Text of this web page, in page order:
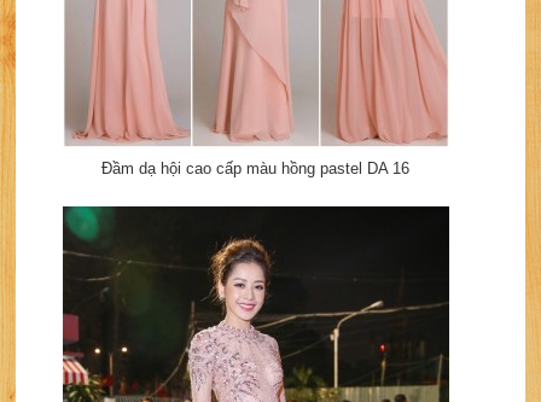
Đầm dạ hội cao cấp màu hồng pastel DA 16